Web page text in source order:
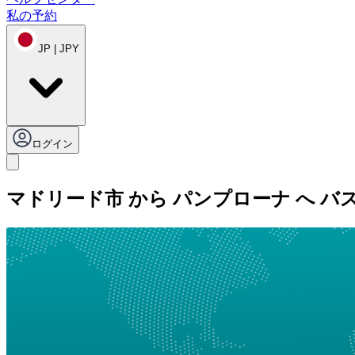
私の予約
JP | JPY
ログイン
マドリード市 から パンプローナ へ バ